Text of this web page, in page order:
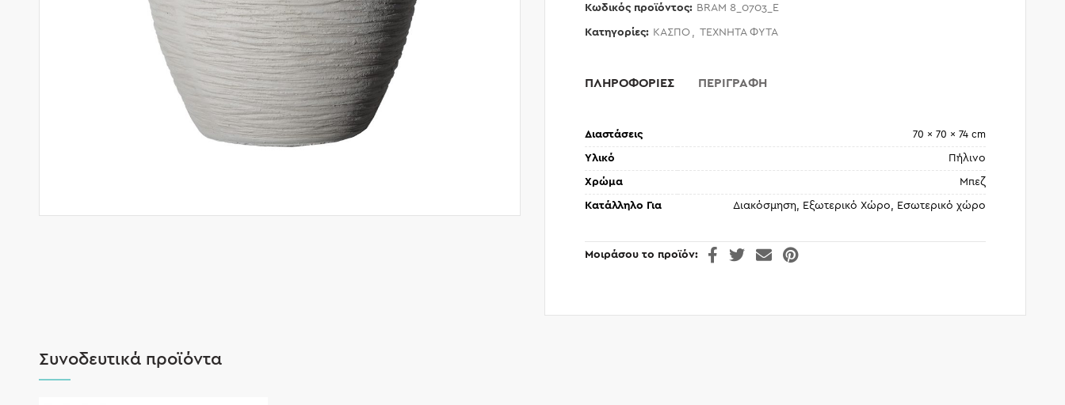
Κωδικός προϊόντος: BRAM 8_0703_E
Κατηγορίες: ΚΑΣΠΟ , ΤΕΧΝΗΤΑ ΦΥΤΑ
ΠΛΗΡΟΦΟΡΙΕΣ ΠΕΡΙΓΡΑΦΉ
Διαστάσεις 70 × 70 × 74 cm
Υλικό Πήλινο
Χρώμα Μπεζ
Κατάλληλο Για Διακόσμηση, Εξωτερικό Χώρο, Εσωτερικό χώρο
Μοιράσου το προϊόν
Συνοδευτικά προϊόντα